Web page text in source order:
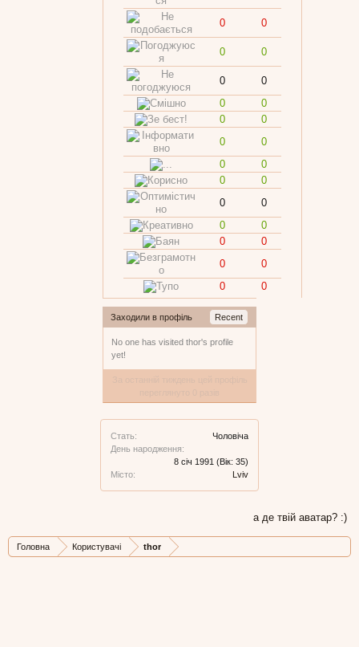
0 0
0 0
0
0
0
0
0
0
0
0
0
0
0
0
0
0
0
0
0
0
0
0
0
0
Заходили в профіль Recent
No one has visited thor's profile
yet!
Стать:
Чоловіча
День народження:
8 січ 1991 (Вік: 35)
Місто:
Lviv
а де твій аватар? :)
Головна Користувачі thor